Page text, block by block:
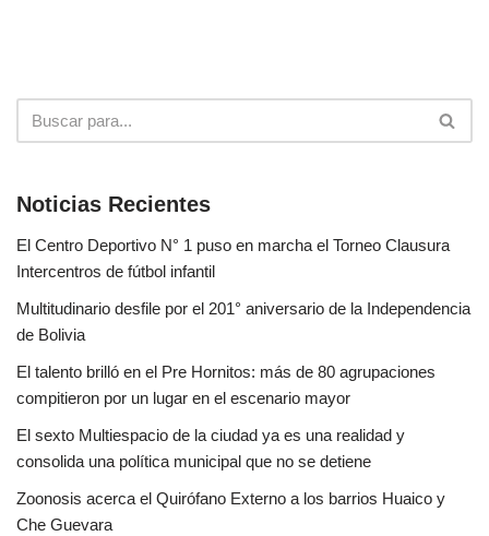
Noticias Recientes
El Centro Deportivo N° 1 puso en marcha el Torneo Clausura
Intercentros de fútbol infantil
Multitudinario desfile por el 201° aniversario de la Independencia
de Bolivia
El talento brilló en el Pre Hornitos: más de 80 agrupaciones
compitieron por un lugar en el escenario mayor
El sexto Multiespacio de la ciudad ya es una realidad y
consolida una política municipal que no se detiene
Zoonosis acerca el Quirófano Externo a los barrios Huaico y
Che Guevara